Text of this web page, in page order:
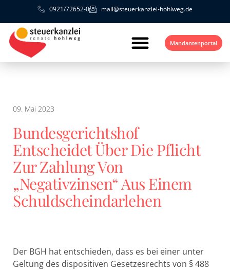
0921/72652-0 mail@steuerkanzlei-hohlweg.de
Mandantenportal
09. Mai 2023
Bundesgerichtshof
Entscheidet Über Die Pflicht
Zur Zahlung Von
„Negativzinsen“ Aus Einem
Schuldscheindarlehen
Der BGH hat entschieden, dass es bei einer unter
Geltung des dispositiven Gesetzesrechts von § 488